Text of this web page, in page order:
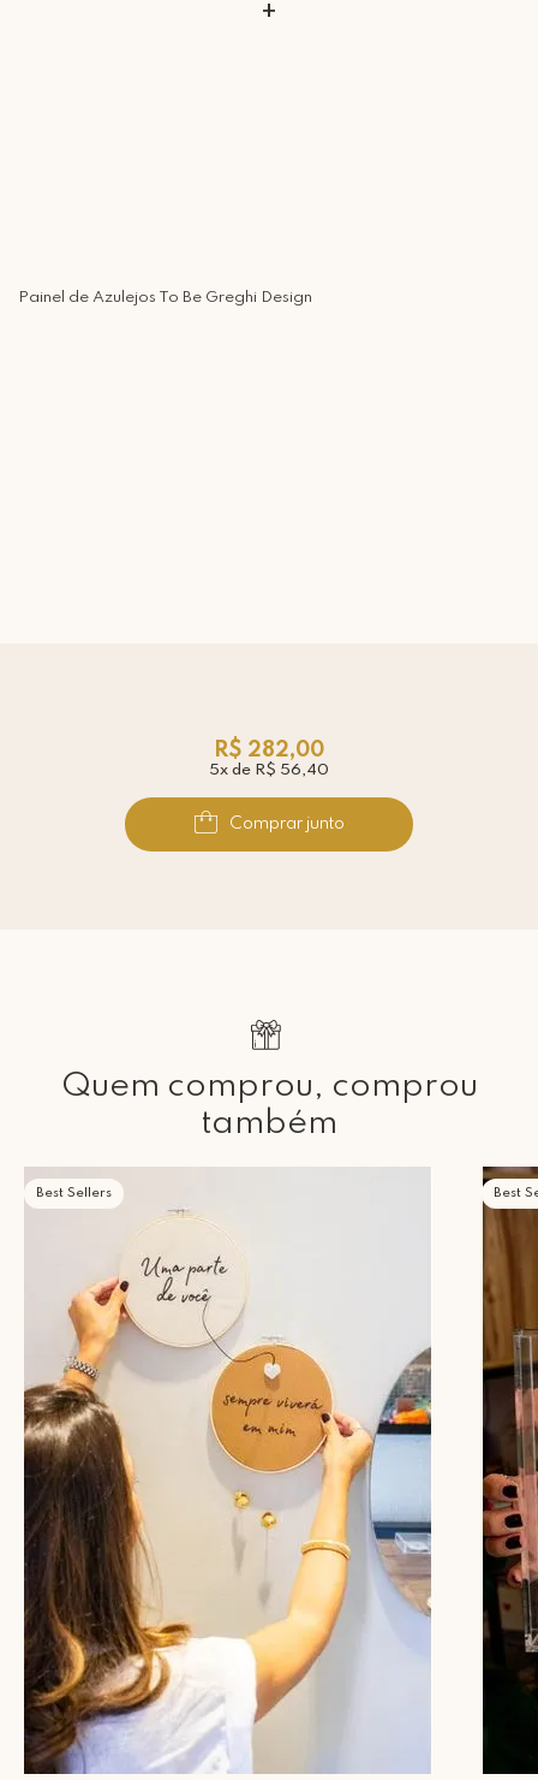
+
Painel de Azulejos To Be Greghi Design
R$ 282,00
5x de R$ 56,40
Comprar junto
Quem comprou, comprou
também
Best Sellers Best